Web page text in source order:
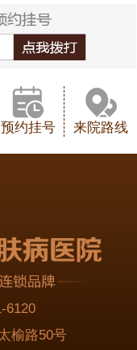
预约挂号 来院路线
6120
榆路50号